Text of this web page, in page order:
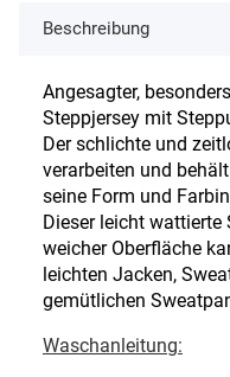
Beschreibung
Angesagter,
Steppjersey mit
Der schlichte und
verarbeiten und
seine Form und
Dieser leicht wattierte
weicher Oberfläche
leichten Jacken,
gemütlichen
Waschanleitung: